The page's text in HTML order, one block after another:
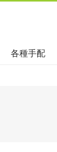
各種手配